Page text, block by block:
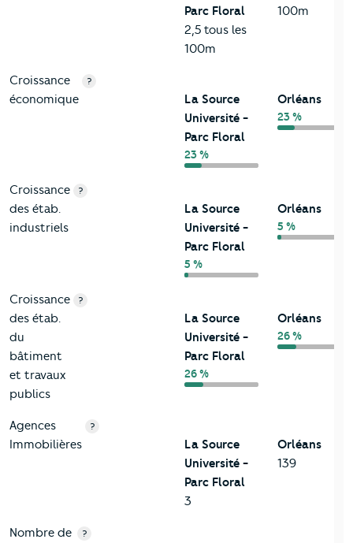
Parc Floral
2,5 tous les
100m
100m
Croissance
économique
?
La Source
Université -
Parc Floral
23 %
Orléans
23 %
Croissance
des étab.
industriels
?
La Source
Université -
Parc Floral
5 %
Orléans
5 %
Croissance
des étab.
du
bâtiment
et travaux
publics
?
La Source
Université -
Parc Floral
26 %
Orléans
26 %
Agences
Immobilières
?
La Source
Université -
Parc Floral
3
Orléans
139
Nombre de
?